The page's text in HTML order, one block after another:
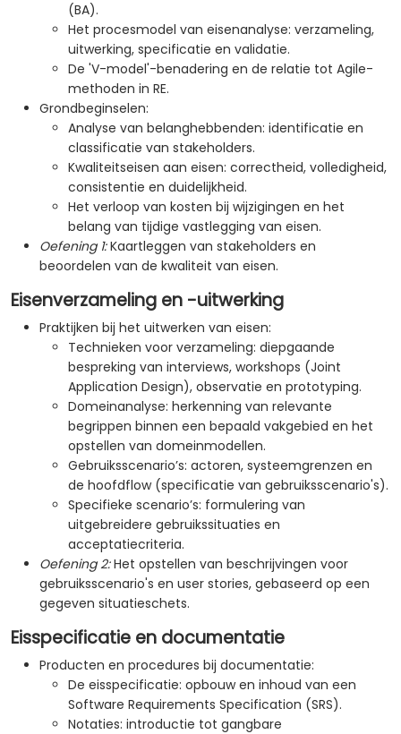
(BA).
Het procesmodel van eisenanalyse: verzameling,
uitwerking, specificatie en validatie.
De 'V-model'-benadering en de relatie tot Agile-
methoden in RE.
Grondbeginselen:
Analyse van belanghebbenden: identificatie en
classificatie van stakeholders.
Kwaliteitseisen aan eisen: correctheid, volledigheid,
consistentie en duidelijkheid.
Het verloop van kosten bij wijzigingen en het
belang van tijdige vastlegging van eisen.
Oefening 1:Kaartleggen van stakeholders en
beoordelen van de kwaliteit van eisen.
Eisenverzameling en -uitwerking
Praktijken bij het uitwerken van eisen:
Technieken voor verzameling: diepgaande
bespreking van interviews, workshops (Joint
Application Design), observatie en prototyping.
Domeinanalyse: herkenning van relevante
begrippen binnen een bepaald vakgebied en het
opstellen van domeinmodellen.
Gebruiksscenario’s: actoren, systeemgrenzen en
de hoofdflow (specificatie van gebruiksscenario's).
Specifieke scenario’s: formulering van
uitgebreidere gebruikssituaties en
acceptatiecriteria.
Oefening 2:Het opstellen van beschrijvingen voor
gebruiksscenario's en user stories, gebaseerd op een
gegeven situatieschets.
Eisspecificatie en documentatie
Producten en procedures bij documentatie:
De eisspecificatie: opbouw en inhoud van een
Software Requirements Specification (SRS).
Notaties: introductie tot gangbare